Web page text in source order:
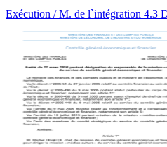
Exécution / M. de l`intégration 4.3